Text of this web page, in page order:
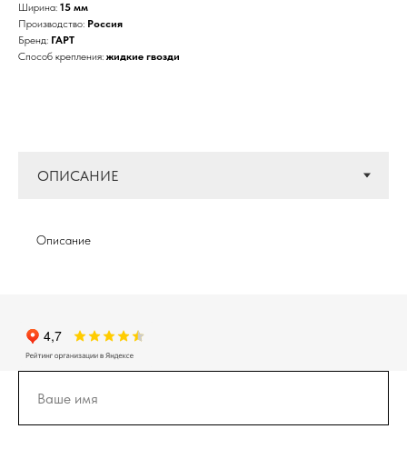
Ширина: 15 мм
Производство: Россия
Бренд: ГАРТ
Способ крепления: жидкие гвозди
Описание